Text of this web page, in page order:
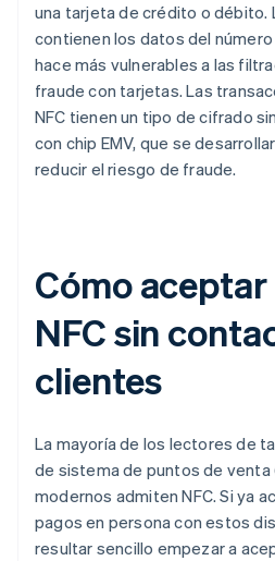
una tarjeta de crédito o débito.
contienen los datos del
hace más vulnerables a las
fraude con tarjetas. Las
NFC tienen un tipo de cifrado
con chip EMV, que se
reducir el riesgo de fraude.
Cómo
NFC sin
clientes
La mayoría de los lectores de
de sistema de puntos de venta
modernos admiten NFC. Si ya
pagos en persona con estos
resultar sencillo empezar a